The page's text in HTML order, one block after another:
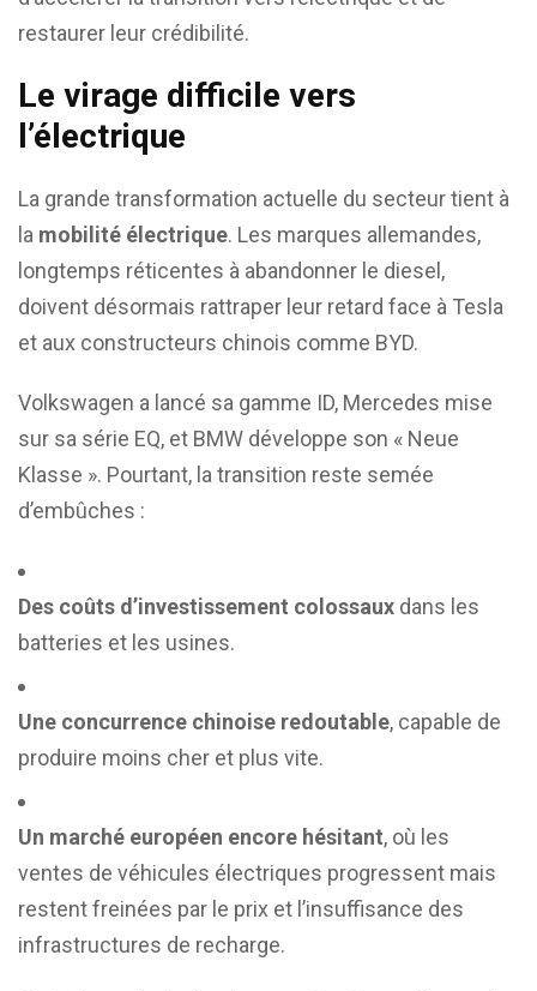
restaurer leur crédibilité.
Le virage difficile vers
l’électrique
La grande transformation actuelle du secteur tient à
la mobilité électrique. Les marques allemandes,
longtemps réticentes à abandonner le diesel,
doivent désormais rattraper leur retard face à Tesla
et aux constructeurs chinois comme BYD.
Volkswagen a lancé sa gamme ID, Mercedes mise
sur sa série EQ, et BMW développe son « Neue
Klasse ». Pourtant, la transition reste semée
d’embûches :
Des coûts d’investissement colossaux dans les
batteries et les usines.
Une concurrence chinoise redoutable, capable de
produire moins cher et plus vite.
Un marché européen encore hésitant, où les
ventes de véhicules électriques progressent mais
restent freinées par le prix et l’insuffisance des
infrastructures de recharge.